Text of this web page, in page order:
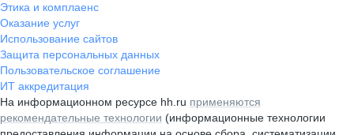
Этика и комплаенс
Оказание услуг
Использование сайтов
Защита персональных данных
Пользовательское соглашение
ИТ аккредитация
На информационном ресурсе hh.ru применяются
рекомендательные технологии (информационные технологии